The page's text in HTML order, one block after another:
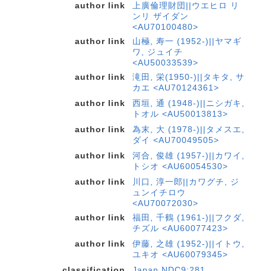
author link
上廣倫理財団||ウエヒロ リ
ンリ ザイダン
<AU70100480>
author link
山極, 寿一 (1952-)||ヤマギ
ワ, ジュイチ
<AU50033539>
author link
滝田, 栄(1950-)||タキタ, サ
カエ <AU70124361>
author link
西垣, 通 (1948-)||ニシガキ,
トオル <AU50013813>
author link
為末, 大 (1978-)||タメスエ,
ダイ <AU70049505>
author link
河合, 俊雄 (1957-)||カワイ,
トシオ <AU60054530>
author link
川口, 淳一郎||カワグチ, ジ
ュンイチロウ
<AU70072030>
author link
福田, 千鶴 (1961-)||フクダ,
チズル <AU60077423>
author link
伊藤, 之雄 (1952-)||イトウ,
ユキオ <AU60079345>